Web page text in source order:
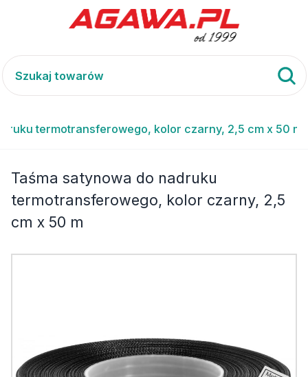
termotransferowego, kolor czarny, 2,5 cm x 50 m
Taśma satynowa do nadruku
termotransferowego, kolor czarny, 2,5
cm x 50 m